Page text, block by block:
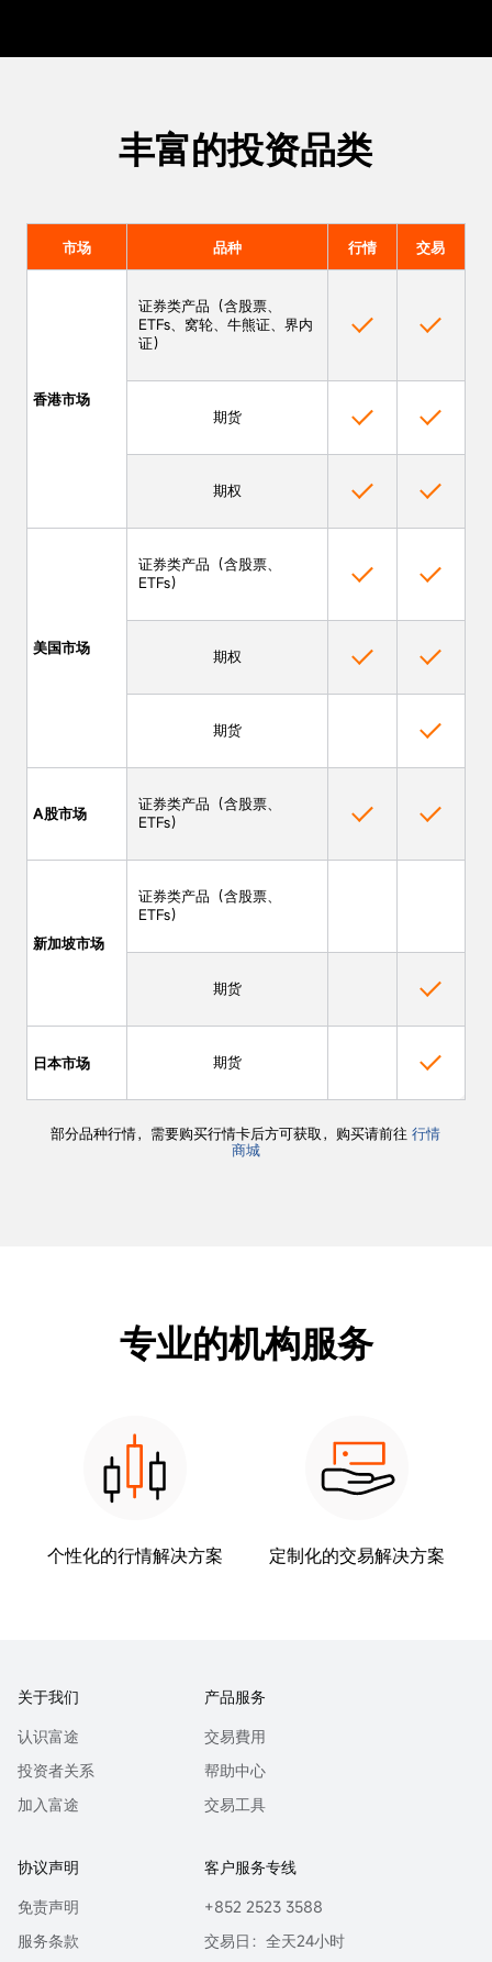
丰富的投资品类
市场 品种 行情 交易
香港市场
证券类产品（含股票、
ETFs、窝轮、牛熊证、界内
证）
期货
期权
美国市场
证券类产品（含股票、
ETFs）
期权
期货
A股市场
证券类产品（含股票、
ETFs）
新加坡市场
证券类产品（含股票、
ETFs）
期货
日本市场 期货
部分品种行情，需要购买行情卡后方可获取，购买请前往行情
商城
专业的机构服务
个性化的行情解决方案 定制化的交易解决方案
关于我们
认识富途
投资者关系
加入富途
产品服务
交易費用
帮助中心
交易工具
协议声明
免责声明
服务条款
客户服务专线
+852 2523 3588
交易日：全天24小时